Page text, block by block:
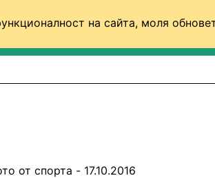
на сайта, моля
от спорта - 17.10.2016